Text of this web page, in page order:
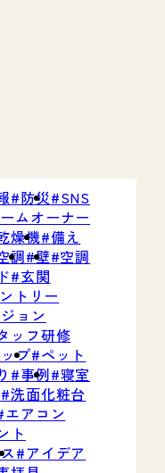
防災 SNS
ムオーナー
燥機 備え
調 壁 空調
玄関
トリー
ョン
ッフ研修
プ ペット
事例 寝室
洗面化粧台
エアコン
ト
アイデア